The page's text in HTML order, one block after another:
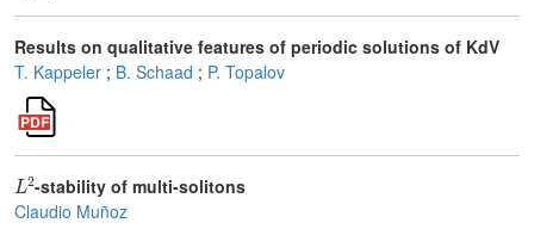
Results on qualitative features of periodic solutions of KdV
T. Kappeler ; B. Schaad ; P. Topalov
L2-stability of multi-solitons
Claudio Muñoz